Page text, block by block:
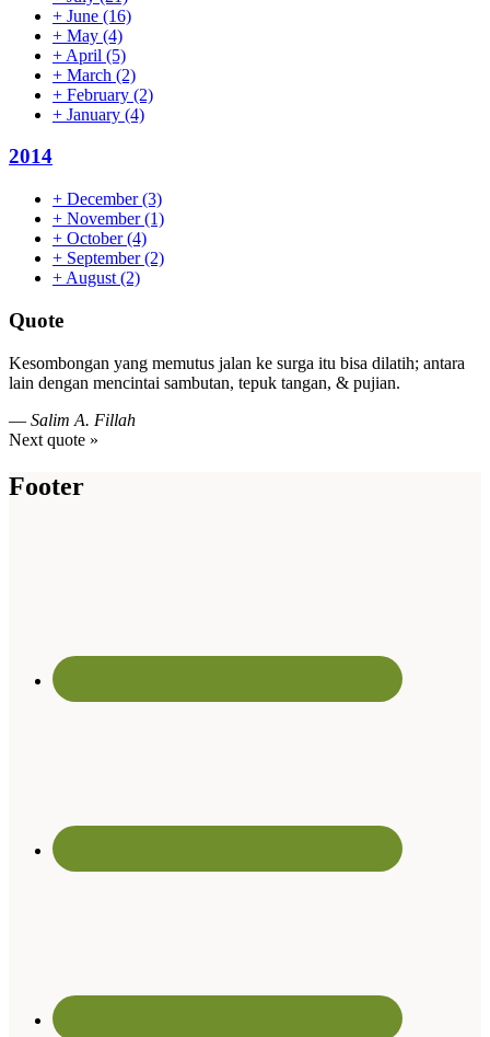
+ June (16)
+ May (4)
+ April (5)
+ March (2)
+ February (2)
+ January (4)
2014
+ December(3)
+ November(1)
+ October(4)
+ September(2)
+ August (2)
Quote
Kesombongan yang memutus jalan ke surga itu bisa dilatih; antara
lain dengan mencintai sambutan, tepuk tangan, & pujian.
— Salim A. Fillah
Next quote »
Footer